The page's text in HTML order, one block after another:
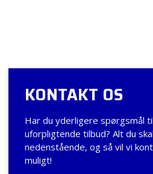
KONTAKT OS
​Har du yderligere spørgsmål
uforpligtende tilbud? Alt du
nedenstående, og så vil vi
muligt!